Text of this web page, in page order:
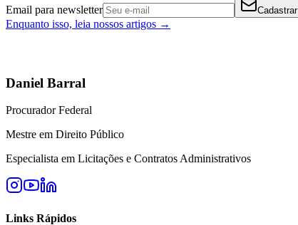
Email para newsletter Cadastrar
Enquanto isso, leia nossos artigos →
Daniel Barral
Procurador Federal
Mestre em Direito Público
Especialista em Licitações e Contratos Administrativos
Links Rápidos